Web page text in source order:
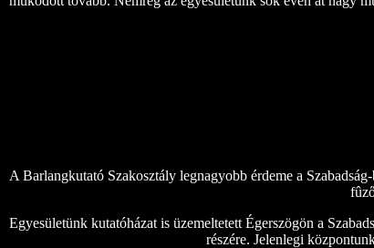
A Barlangkutató Szakosztály legnagyobb érdeme a
Egyesületünk kutatóházat is üzemeltetett Égerszögön a
részére. Jelenlegi